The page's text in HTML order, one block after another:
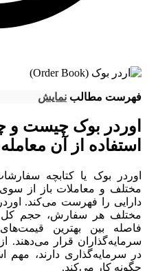
فهرست مطالب نمایش
اوردر بوک چیست و
استفاده از آن
اوردر بوک یا کتابچه
مختلف و معاملات باز از
دارایی را فهرست می‌کند.
مختلف هر سفارش، حجم
فاصله بین بهترین
سرمایه‌گذاران قرار می‌دهند.
در سرمایه‌گذاری دارند،
چگونه کار می‌کند.